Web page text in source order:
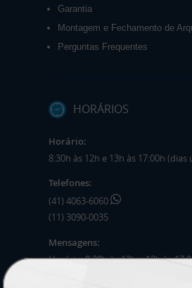
Garantia
Montagem e Fechamento de
Perguntas Frequentes
HORÁRIOS
Horário:
8:30h às 12h e 13h às 17:00h (dias
Telefones:
(41) 4063-6060
(11) 3090-0035
Mensagens:
Horário: 8:30h às 12h e 13h às